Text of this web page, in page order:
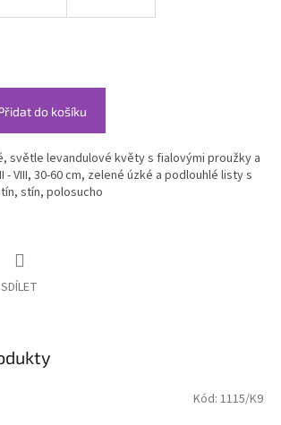
do košíku
světle levandulové květy s fialovými proužky a
- VIII, 30-60 cm, zelené úzké a podlouhlé listy s
stín, polosucho
SDÍLET
Kód: 1115/K9